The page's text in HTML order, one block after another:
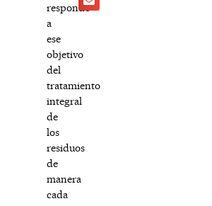
responde
a
ese
objetivo
del
tratamiento
integral
de
los
residuos
de
manera
cada